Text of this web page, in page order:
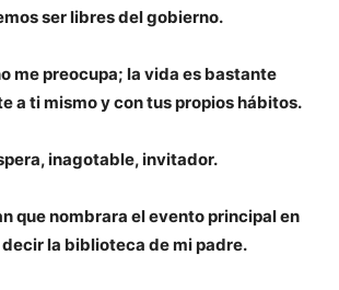
ser libres del gobierno.
me preocupa; la vida es bastante
a ti mismo y con tus propios hábitos.
inagotable, invitador.
que nombrara el evento principal en
la biblioteca de mi padre.